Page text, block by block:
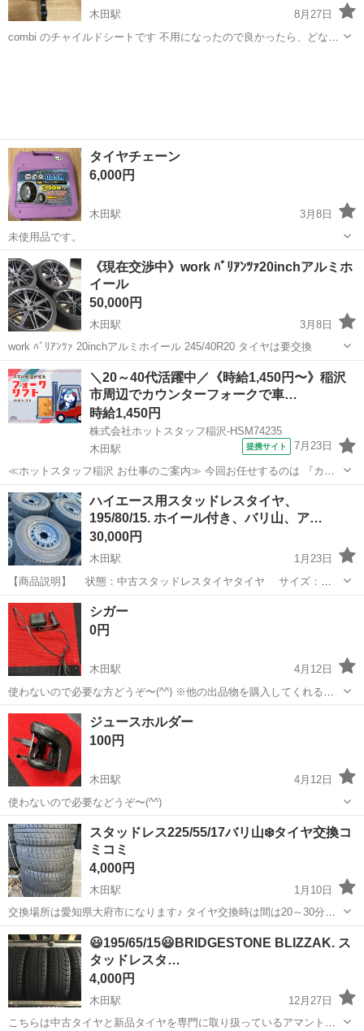
木田駅
8月27日
combi のチャイルドシートです 不用になったので良かったら、どなた
タイヤチェーン
6,000円
木田駅
3月8日
未使用品です。
愛知 あま市 木田駅 外装、車外用品
《現在交渉中》work ﾊﾞﾘｱﾝﾂｧ20inchアルミホ
イール
50,000円
木田駅
3月8日
work ﾊﾞﾘｱﾝﾂｧ 20inchアルミホイール 245/40R20 タイヤは要交換
愛知 あま市 タイヤ、ホイール アルミホイール
＼20～40代活躍中／《時給1,450円〜》稲沢
市周辺でカウンターフォークで車…
時給1,450円
株式会社ホットスタッフ稲沢-HSM74235
木田駅
提携サイト 7月23日
≪ホットスタッフ稲沢 お仕事のご案内≫ 今回お任せするのは 『カウ
ンターリフトで製品の運搬作業!』 ────────────────── ＼お仕
事の詳細♪/ ────────────────── 1)カウンターリフトやハ...
愛知 木田駅 その他
ハイエース用スタッドレスタイヤ、
195/80/15. ホイール付き、バリ山、ア…
30,000円
木田駅
1月23日
【商品説明】 状態：中古スタッドレスタイヤタイヤ サイズ：
195/80/15 メーカ：国産タイヤ 中古スタッドレスタイヤです！
【価格】 ホイール付き4本スタッドレスタイヤは3万円になります。
お...
愛知 あま市 木田駅
シガー
0円
木田駅
4月12日
使わないので必要な方どうぞ〜(^^) ※他の出品物を購入してくれる方
がいたらその方優先させていただきます🙇‍♂️
愛知 あま市 アクセサリー
ジュースホルダー
100円
木田駅
4月12日
使わないので必要などうぞ〜(^^)
愛知 あま市 木田駅 ジュース
スタッドレス225/55/17バリ山❄️タイヤ交換コ
ミコミ
4,000円
木田駅
1月10日
交換場所は愛知県大府市になります♪ タイヤ交換時は間は20～30分程
度で終わります。 年中無休で営業しています！ 土日、祝日もお待たせ
せずにタイヤ交換出来ます。 すぐに交換したい方、当日でも交換出来
ますよ！ ...
愛知 あま市 タイヤ、ホイール
😃195/65/15😃BRIDGESTONE BLIZZAK. ス
タッドレスタ…
4,000円
木田駅
12月27日
こちらは中古タイヤと新品タイヤを専門に取り扱っているアマントレ